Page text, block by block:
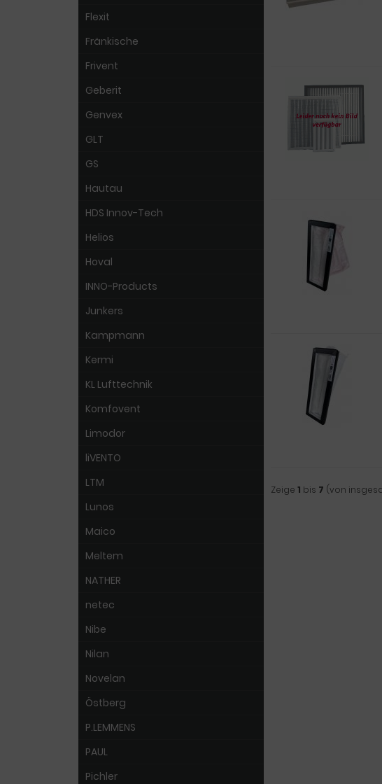
Zeige 1 bis 7 (von
Flexit
Fränkische
Frivent
Geberit
Genvex
GLT
GS
Hautau
HDS Innov-Tech
Helios
Hoval
INNO-Products
Junkers
Kampmann
Kermi
KL Lufttechnik
Komfovent
Limodor
liVENTO
LTM
Lunos
Maico
Meltem
NATHER
netec
Nibe
Nilan
Novelan
Östberg
P.LEMMENS
PAUL
Pichler